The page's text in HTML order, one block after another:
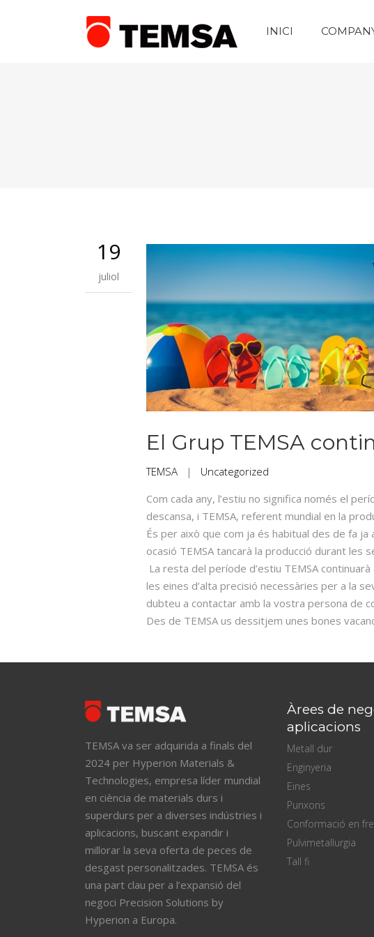
INICI
19
juliol
El Grup TEMSA
TEMSA | Uncategorized
Com cada any, l’estiu no significa només el
descansa, i TEMSA, referent mundial en la
És per això que com ja és habitual des de fa
ocasió TEMSA tancarà la producció durant les
La resta del període d’estiu TEMSA
les eines d’alta precisió necessàries per a la
dubteu a contactar amb la vostra persona de
Des de TEMSA us dessitjem unes bones
TEMSA va ser adquirida a finals del
2024 per Hyperion Materials &
Technologies, empresa líder mundial
en ciència de materials durs i
superdurs per a diverses indústries i
aplicacions, buscant expandir i
millorar la seva oferta de peces de
desgast personalitzades. TEMSA és
una part clau per a l’expansió del
negoci Precision Solutions by
Hyperion a Europa.
Àrees de
aplicacions
Metall dur
Enginyeria
Eines
Punxons
Conformació en
Pulvimetal·lurgia
Tall fi